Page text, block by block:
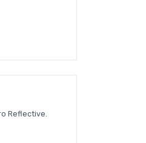
Reflective.